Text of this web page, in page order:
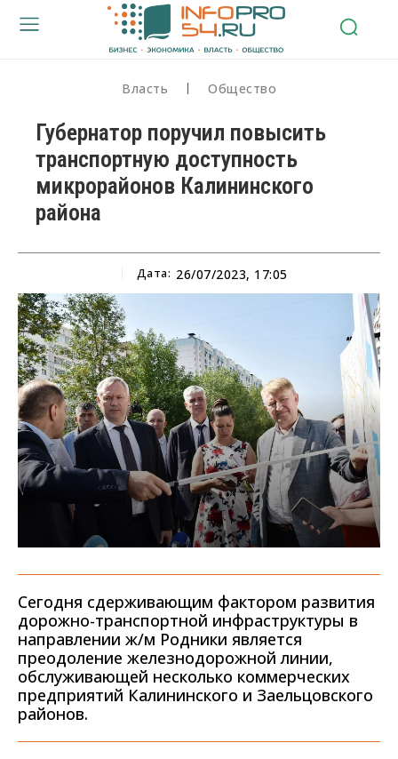
Власть Общество
Губернатор поручил повысить
транспортную доступность
микрорайонов Калининского
района
Дата: 26/07/2023, 17:05
Сегодня сдерживающим фактором развития
дорожно-транспортной инфраструктуры в
направлении ж/м Родники является
преодоление железнодорожной линии,
обслуживающей несколько коммерческих
предприятий Калининского и Заельцовского
районов.